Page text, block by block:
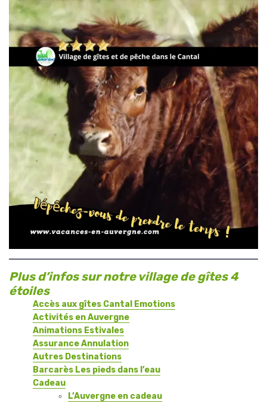
Plus d’infos sur notre village de gîtes 4
étoiles
Accès aux gîtes Cantal Emotions
Activités en Auvergne
Animations Estivales
Assurance Annulation
Autres Destinations
Barcarès Les pieds dans l’eau
Cadeau
L’Auvergne en cadeau